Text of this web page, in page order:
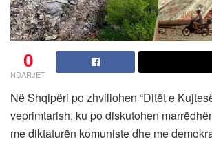
0
NDARJET
Në Shqipëri po zhvillohen “Ditët e
veprimtarish, ku po diskutohen
me diktaturën komuniste dhe me